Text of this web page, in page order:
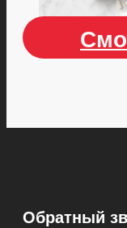
Обратный